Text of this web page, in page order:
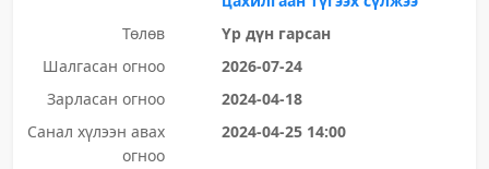
Төлөв
Үр дүн гарсан
Шалгасан огноо
2026-07-24
Зарласан огноо
2024-04-18
Санал хүлээн авах
огноо
2024-04-25 14:00